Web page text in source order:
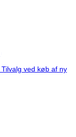
ved køb af ny